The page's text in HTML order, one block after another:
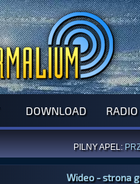
DOWNLOAD RADIO
SPRAWDŹ
PILNY APEL:
ZAŁOŻ
Wideo - strona